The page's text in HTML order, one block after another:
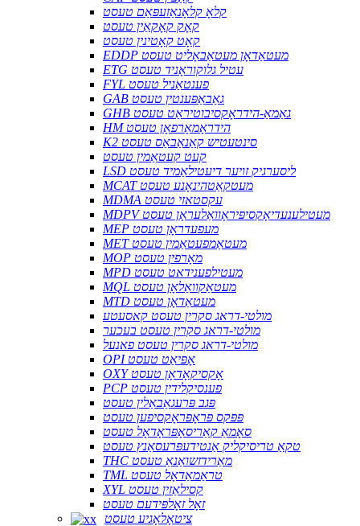
קלאָ קלאָנאַזעפּאַם טעסט
קאָק קאָקאַין טעסט
קאָט קאָטינין טעסט
EDDP מעטאַדאָן מעטאַבאָליט טעסט
ETG עטיל גלוקוראָניד טעסט
FYL פענטאַניל טעסט
GAB גאַבאַפּענטין טעסט
GHB גאַמאַ-הידראָקסיבוטיראַט טעסט
HM הידראָמאָרפאָן טעסט
K2 סינטעטיש קאַנאַבאַס טעסט
קעט קעטאַמין טעסט
LSD ליסערגיק זויער דיעטילאַמיד טעסט
MCAT מעטקאַטהינאָנע טעסט
MDMA עקסטאזי טעסט
MDPV מעטילענעדיאָקסיפּיראָוואַלעראָן טעסט
MEP מעפעדראָן טעסט
MET מעטאַמפעטאַמין טעסט
MOP מאָרפין טעסט
MPD מעטילפענידאט טעסט
MQL מעטאַקוואַלאָן טעסט
MTD מעטאַדאָן טעסט
מולטי-דראג סקרין טעסט קאסעטע
מולטי-דראג סקרין טעסט בעכער
מולטי-דראג סקרין טעסט פאנעל
OPI אָפּיאַט טעסט
OXY אָקסיקאָדאָן טעסט
PCP פענסיקלידין טעסט
פּגב פּרעגאַבאַלין טעסט
פּפּקס פּראָפּראָקסיפען טעסט
סאָמאַ קאַריסאָפּראָדאָל טעסט
טקאַ טריסיקליק אַנטידעפּרעסאַנץ טעסט
THC מאַרידזשואַנאַ טעסט
TML טראַמאַדאָל טעסט
XYL קסילאַזין טעסט
זאָל זאָלפּידעם טעסט
ציטאָלאָגיע טעסט